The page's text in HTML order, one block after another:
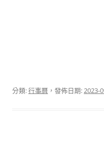
分類:行事曆 ，發佈日期:2023-